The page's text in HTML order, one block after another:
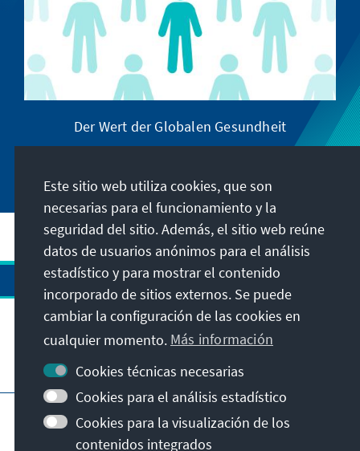
Der Wert der Globalen Gesundheit
Visita también
Pie de imprenta
Condiciones de uso
Este sitio web utiliza cookies, que son
necesarias para el funcionamiento y la
seguridad del sitio. Además, el sitio web reúne
datos de usuarios anónimos para el análisis
estadístico y para mostrar el contenido
incorporado de sitios externos. Se puede
cambiar la configuración de las cookies en
cualquier momento. Más información
Cookies técnicas necesarias
Cookies para el análisis estadístico
Cookies para la visualización de los
contenidos integrados